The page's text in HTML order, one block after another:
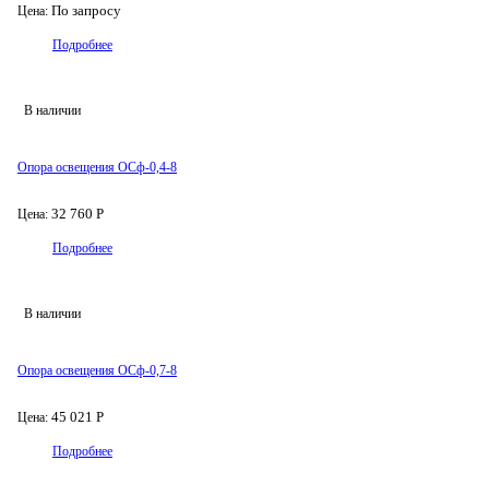
Цена: По запросу
Подробнее
В наличии
Опора освещения ОСф-0,4-8
Цена: 32 760 Р
Подробнее
В наличии
Опора освещения ОСф-0,7-8
Цена: 45 021 Р
Подробнее